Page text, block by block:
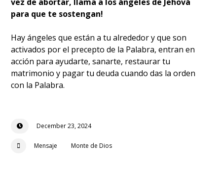
para que te sostengan!
Hay ángeles que están a tu alrededor y que son
activados por el precepto de la Palabra, entran en
acción para ayudarte, sanarte, restaurar tu
matrimonio y pagar tu deuda cuando das la orden
con la Palabra.
December 23, 2024
Mensaje Monte de Dios